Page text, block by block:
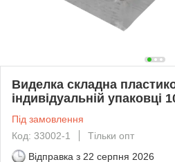
Виделка складна
індивідуальній упаковці
Під замовлення
Код: 33002-1
Тільки опт
Відправка з 22 серпня 2026